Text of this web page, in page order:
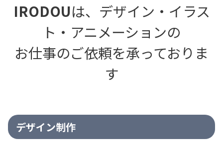
IRODOUは、デザイン・イラス
ト・アニメーションの
お仕事のご依頼を承っておりま
す
デザイン制作